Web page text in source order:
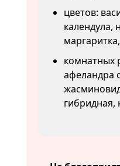
цветов:
календула,
комнатных
афеландра
гибридная,